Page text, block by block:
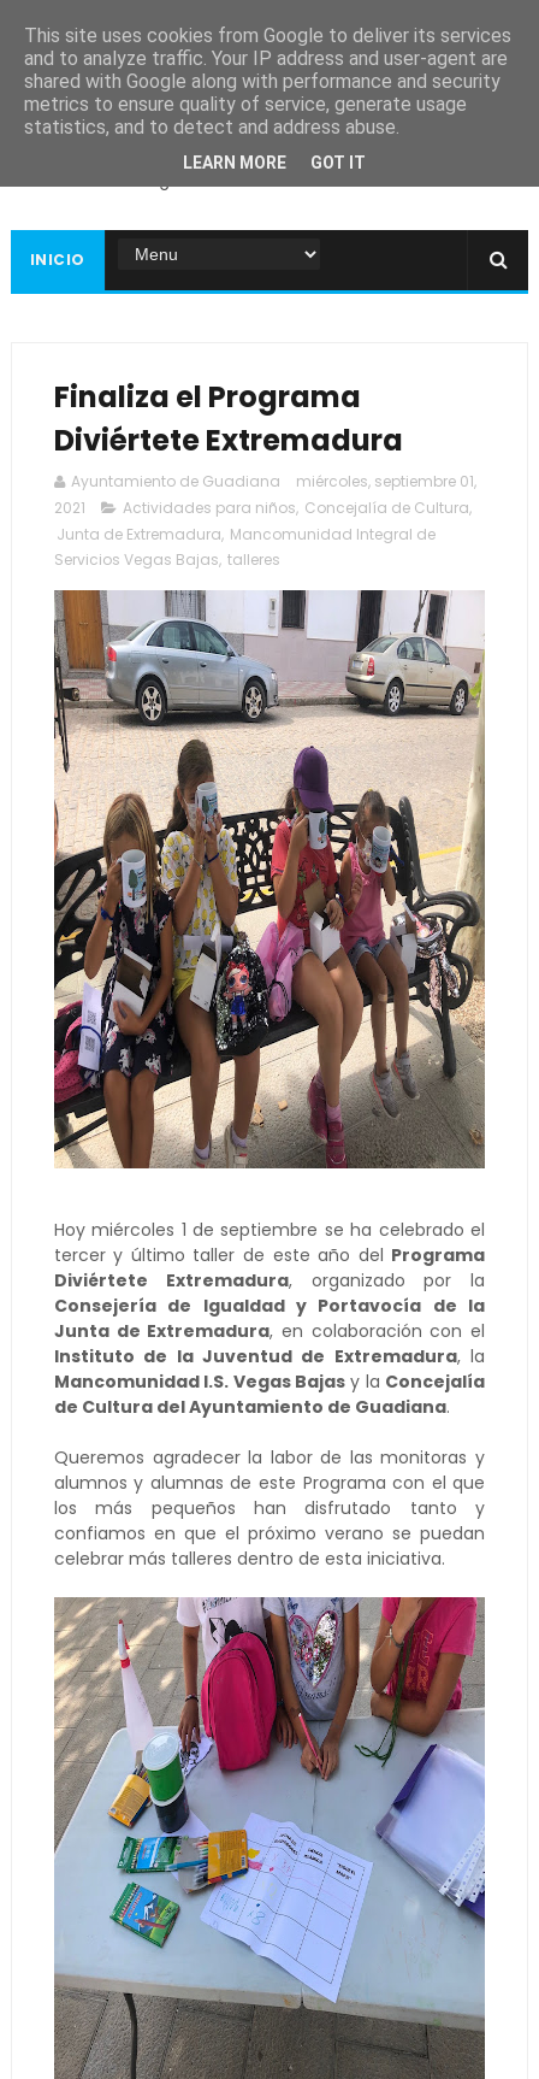
Ayuntamiento de
Guadiana
INICIO
Finaliza el Programa
Diviértete Extremadura
Ayuntamiento de Guadiana
miércoles, septiembre 01,
2021
Actividades para niños, Concejalía de Cultura,
Junta de Extremadura, Mancomunidad Integral de
Servicios Vegas Bajas, talleres
Hoy miércoles 1 de septiembre se ha celebrado el
tercer y último taller de este año del Programa
Diviértete Extremadura, organizado por la
Consejería de Igualdad y Portavocía de la
Junta de Extremadura, en colaboración con el
Instituto de la Juventud de Extremadura, la
Mancomunidad I.S. Vegas Bajas y la Concejalía
de Cultura del Ayuntamiento de Guadiana.
Queremos agradecer la labor de las monitoras y
alumnos y alumnas de este Programa con el que
los más pequeños han disfrutado tanto y
confiamos en que el próximo verano se puedan
celebrar más talleres dentro de esta iniciativa.
This site uses cookies from Google to deliver its services
and to analyze traffic. Your IP address and user-agent are
shared with Google along with performance and security
metrics to ensure quality of service, generate usage
statistics, and to detect and address abuse.
LEARN MORE GOT IT